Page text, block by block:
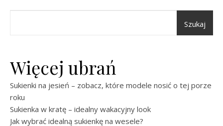
Szukaj
Więcej ubrań
Sukienki na jesień – zobacz, które modele nosić o tej porze
roku
Sukienka w kratę – idealny wakacyjny look
Jak wybrać idealną sukienkę na wesele?